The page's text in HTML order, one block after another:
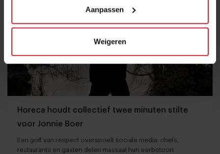
Aanpassen
Weigeren
Horeca houdt collectief twee minuten stilte
voor Jonnie Boer
Een golf van respect overspoelt sociale media: chefs,
restaurants en gasten delen massaal hun eerbetoon